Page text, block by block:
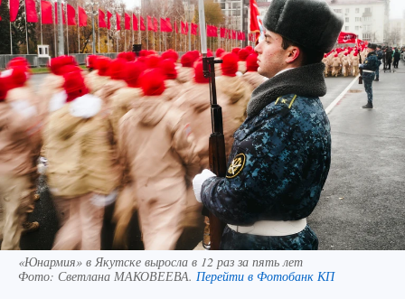
«Юнармия» в Якутске выросла в 12 раз за пять лет
Фото: Светлана МАКОВЕЕВА. Перейти в Фотобанк КП